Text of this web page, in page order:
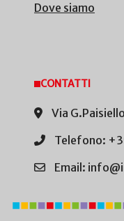
Dove siamo
CONTATTI
Via
Telefono:
Email: